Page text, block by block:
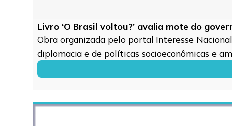
Livro ‘O Brasil voltou?’ avalia mote do
Obra organizada pelo portal Interesse
diplomacia e de políticas socioeconômicas e